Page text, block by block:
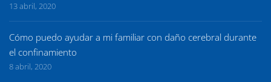
13 abril, 2020
Cómo puedo ayudar a mi familiar con daño cerebral durante
el confinamiento
8 abril, 2020